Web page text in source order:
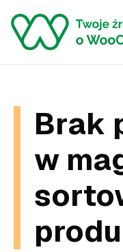
Brak
w